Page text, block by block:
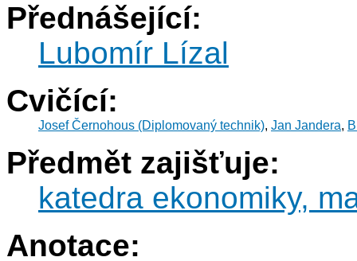
Přednášející:
Lubomír Lízal
Cvičící:
Josef Černohous (Diplomovaný technik), Jan Jandera,
Předmět zajišťuje:
katedra ekonomiky,
Anotace: